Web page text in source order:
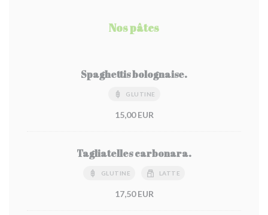
Nos pâtes
Spaghettis bolognaise.
GLUTINE
15,00 EUR
Tagliatelles carbonara.
GLUTINE LATTE
17,50 EUR